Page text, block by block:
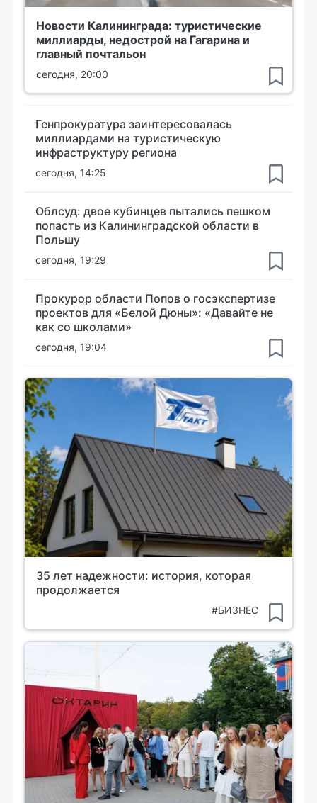
Новости Калининграда: туристические
миллиарды, недострой на Гагарина и
главный почтальон
сегодня, 20:00
Генпрокуратура заинтересовалась
миллиардами на туристическую
инфраструктуру региона
сегодня, 14:25
Облсуд: двое кубинцев пытались пешком
попасть из Калининградской области в
Польшу
сегодня, 19:29
Прокурор области Попов о госэкспертизе
проектов для «Белой Дюны»: «Давайте не
как со школами»
сегодня, 19:04
35 лет надежности: история, которая
продолжается
#БИЗНЕС